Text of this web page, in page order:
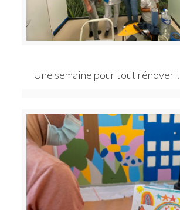
Une semaine pour tout rénover !